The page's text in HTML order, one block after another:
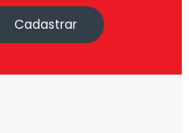
Cadastrar